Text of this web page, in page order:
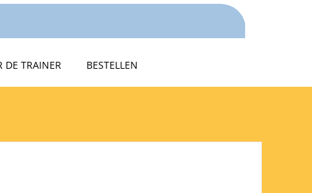
DE TRAINER BESTELLEN